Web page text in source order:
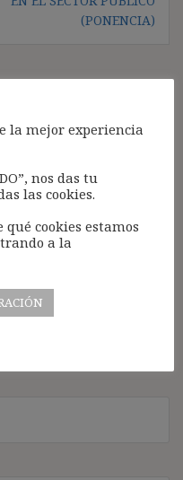
(PONENCIA)
no será publicada. Los
con
la mejor experiencia
nos das tu
las cookies.
cookies estamos
a la